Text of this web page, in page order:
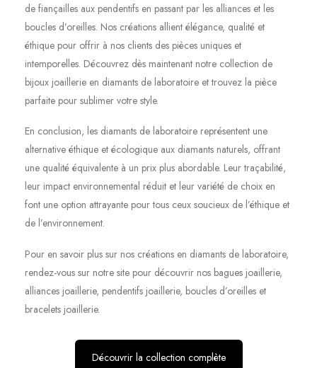
de fiançailles aux pendentifs en passant par les alliances et les
boucles d’oreilles. Nos créations allient élégance, qualité et
éthique pour offrir à nos clients des pièces uniques et
intemporelles. Découvrez dès maintenant notre collection de
bijoux joaillerie en diamants de laboratoire et trouvez la pièce
parfaite pour sublimer votre style.
En conclusion, les diamants de laboratoire représentent une
alternative éthique et écologique aux diamants naturels, offrant
une qualité équivalente à un prix plus abordable. Leur traçabilité,
leur impact environnemental réduit et leur variété de choix en
font une option attrayante pour tous ceux soucieux de l’éthique et
de l’environnement.
Pour en savoir plus sur nos créations en diamants de laboratoire,
rendez-vous sur notre site pour découvrir nos bagues joaillerie,
alliances joaillerie, pendentifs joaillerie, boucles d’oreilles et
bracelets joaillerie.
Découvrir la collection complète